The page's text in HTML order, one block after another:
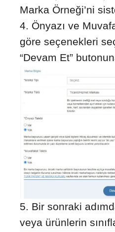
Marka Örneği’ni
Önyazı ve
göre seçenekleri
“Devam Et”
Bir sonraki
veya ürünlerin